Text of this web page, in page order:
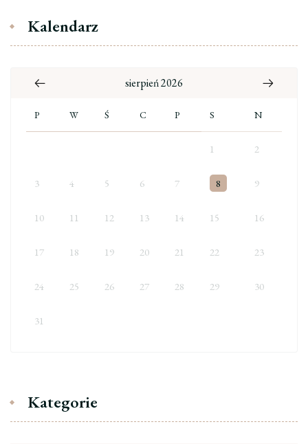
Kalendarz
sierpień 2026
P W Ś C P S N
1 2
3 4 5 6 7 8 9
10 11 12 13 14 15 16
17 18 19 20 21 22 23
24 25 26 27 28 29 30
31
Kategorie